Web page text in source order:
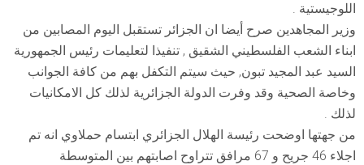
اللوجيستية .
وزير المجاهدين صرح أيضا ان الجزائر تستقبل اليوم المصابين من
ابناء الشعب الفلسطيني الشقيق , تنفيذا لتعليمات رئيس الجمهورية
السيد عبد المجيد تبون, حيث سيتم التكفل بهم من كافة الجوانب
وخاصة الصحية وقد وفرت الدولة الجزائرية لذلك كل الامكانيات
لذلك .
من جهتها اوضحت رئيسة الهلال الجزائري ابتسام حملاوي انه تم
اجلاء 46 جريح و 67 مرافق تتراوح اصابتهم بين المتوسطة